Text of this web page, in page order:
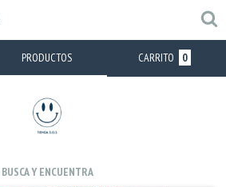
PRODUCTOS CARRITO 0
BUSCA Y ENCUENTRA